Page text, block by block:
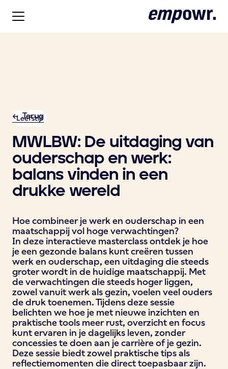
Leefstijl
MWLBW: De uitdaging van
ouderschap en werk:
balans vinden in een
drukke wereld
Hoe combineer je werk en ouderschap in een
maatschappij vol hoge verwachtingen?
In deze interactieve masterclass ontdek je hoe
je een gezonde balans kunt creëren tussen
werk en ouderschap, een uitdaging die steeds
groter wordt in de huidige maatschappij. Met
de verwachtingen die steeds hoger liggen,
zowel vanuit werk als gezin, voelen veel ouders
de druk toenemen. Tijdens deze sessie
belichten we hoe je met nieuwe inzichten en
praktische tools meer rust, overzicht en focus
kunt ervaren in je dagelijks leven, zonder
concessies te doen aan je carrière of je gezin.
Deze sessie biedt zowel praktische tips als
reflectiemomenten die direct toepasbaar zijn.
<- Terug